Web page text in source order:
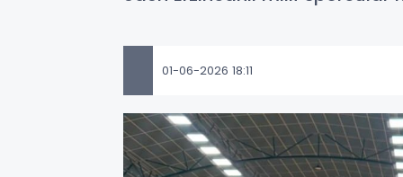
01-06-2026 18:11